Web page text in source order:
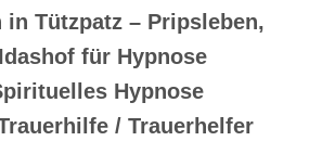
in Tützpatz – Pripsleben,
für Hypnose
Hypnose
/ Trauerhelfer